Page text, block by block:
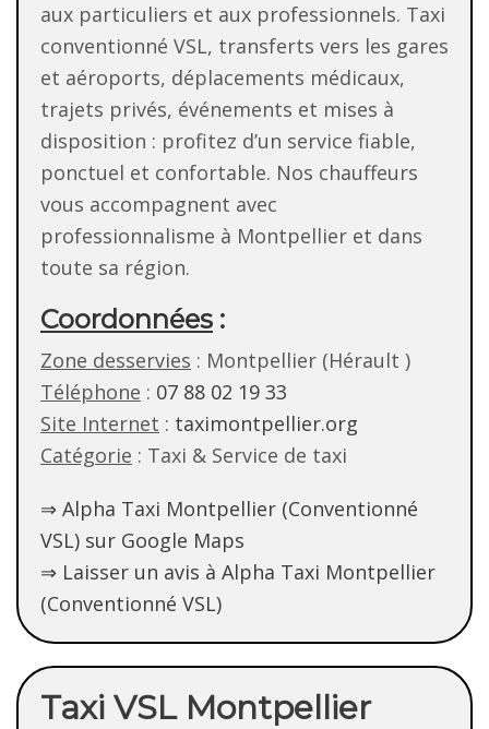
aux particuliers et aux professionnels. Taxi
conventionné VSL, transferts vers les gares
et aéroports, déplacements médicaux,
trajets privés, événements et mises à
disposition : profitez d’un service fiable,
ponctuel et confortable. Nos chauffeurs
vous accompagnent avec
professionnalisme à Montpellier et dans
toute sa région.
Coordonnées :
Zone desservies : Montpellier (Hérault )
Téléphone : 07 88 02 19 33
Site Internet : taximontpellier.org
Catégorie : Taxi & Service de taxi
⇒ Alpha Taxi Montpellier (Conventionné
VSL) sur Google Maps
⇒ Laisser un avis à Alpha Taxi Montpellier
(Conventionné VSL)
Taxi VSL Montpellier